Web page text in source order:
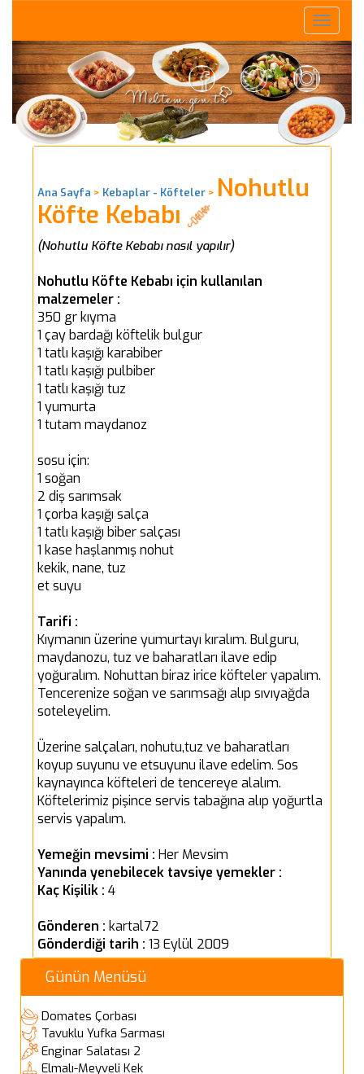
Toggle
Ana Sayfa > Kebaplar - Köfteler > Nohutlu
Köfte Kebabı
(Nohutlu Köfte Kebabı nasıl yapılır)
Nohutlu Köfte Kebabı için kullanılan
malzemeler :
350 gr kıyma
1 çay bardağı köftelik bulgur
1 tatlı kaşığı karabiber
1 tatlı kaşığı pulbiber
1 tatlı kaşığı tuz
1 yumurta
1 tutam maydanoz
sosu için:
1 soğan
2 diş sarımsak
1 çorba kaşığı salça
1 tatlı kaşığı biber salçası
1 kase haşlanmış nohut
kekik, nane, tuz
et suyu
Tarifi :
Kıymanın üzerine yumurtayı kıralım. Bulguru,
maydanozu, tuz ve baharatları ilave edip
yoğuralım. Nohuttan biraz irice köfteler yapalım.
Tencerenize soğan ve sarımsağı alıp sıvıyağda
soteleyelim.
Üzerine salçaları, nohutu,tuz ve baharatları
koyup suyunu ve etsuyunu ilave edelim. Sos
kaynayınca köfteleri de tencereye alalım.
Köftelerimiz pişince servis tabağına alıp yoğurtla
servis yapalım.
Yemeğin mevsimi : Her Mevsim
Yanında yenebilecek tavsiye yemekler :
Kaç Kişilik : 4
Gönderen : kartal72
Gönderdiği tarih : 13 Eylül 2009
Günün Menüsü
Domates Çorbası
Tavuklu Yufka Sarması
Enginar Salatası 2
Elmalı-Meyveli Kek